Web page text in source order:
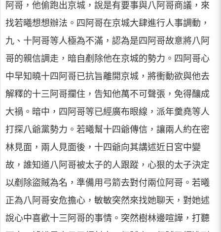
阿哥，他偷跑出京城，說是有要事與八阿哥商議，來
找若曦想想辦法。四阿哥在京城大肆進行人事調動，
九、十阿哥等人極為不滿，認為是四阿哥故意將八阿
哥的親信調走，暗自剷除他在京城的勢力。四阿哥心
中早知曉十四阿哥已抗旨離開京城，將衝動欲與他去
解釋的十三阿哥攔住，告知他萬不可聲張，免得釀成
大禍。暗中，四阿哥等已經廣布眼線，派年羹堯等人
打探八爺黨勢力。若曦幫十四爺傳信，讓兩人約在密
林見面，兩人見面後，十四爺向其講述近日宮中變
故，誰知道八阿哥被太子的人跟蹤，心狠的太子決定
以剷除盜賊為名，準備用弓箭去對付兩位阿哥。若曦
正為八阿哥安危擔心，敏敏突然來找她聊天，對她述
說心中喜歡十三阿哥的事情。突然樹林邊喧譁，打聽